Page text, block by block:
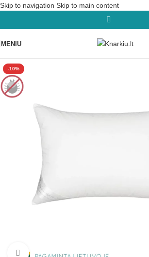
Skip to navigation Skip to main content
MENIU
-10%
Padidinti